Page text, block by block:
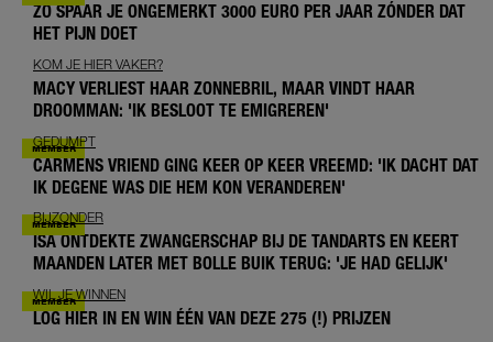
ZO SPAAR JE ONGEMERKT 3000 EURO PER JAAR ZÓNDER DAT
HET PIJN DOET
KOM JE HIER VAKER?
MACY VERLIEST HAAR ZONNEBRIL, MAAR VINDT HAAR
DROOMMAN: 'IK BESLOOT TE EMIGREREN'
GEDUMPT
CARMENS VRIEND GING KEER OP KEER VREEMD: 'IK DACHT DAT
IK DEGENE WAS DIE HEM KON VERANDEREN'
BIJZONDER
ISA ONTDEKTE ZWANGERSCHAP BIJ DE TANDARTS EN KEERT
MAANDEN LATER MET BOLLE BUIK TERUG: 'JE HAD GELIJK'
WIL JE WINNEN
LOG HIER IN EN WIN ÉÉN VAN DEZE 275 (!) PRIJZEN